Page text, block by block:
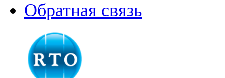
Обратная связь